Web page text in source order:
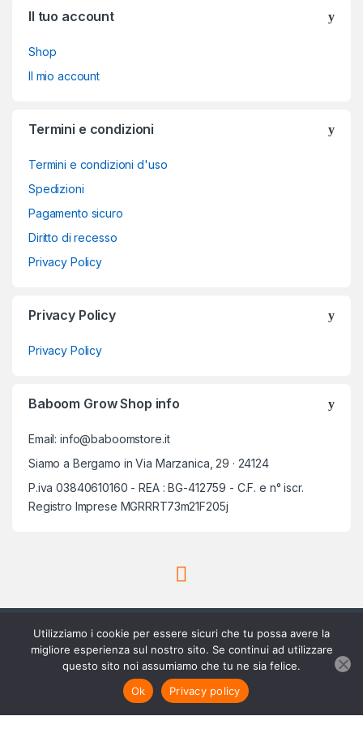
Aggiungi al carrello
Il tuo account
Shop
Il mio account
Termini e condizioni
Termini e condizioni d'uso
Spedizioni
Pagamento sicuro
Diritto di recesso
Privacy Policy
Privacy Policy
Privacy Policy
Baboom Grow Shop info
Email: info@baboomstore.it
Siamo a Bergamo in Via Marzanica, 29 · 24124
P.iva 03840610160 - REA : BG-412759 - C.F. e n° iscr.
Registro Imprese MGRRRT73m21F205j
Scrivici su Whatsapp
3756420488
Utilizziamo i cookie per essere sicuri che tu possa avere la
migliore esperienza sul nostro sito. Se continui ad utilizzare
questo sito noi assumiamo che tu ne sia felice.
Ok
Privacy policy